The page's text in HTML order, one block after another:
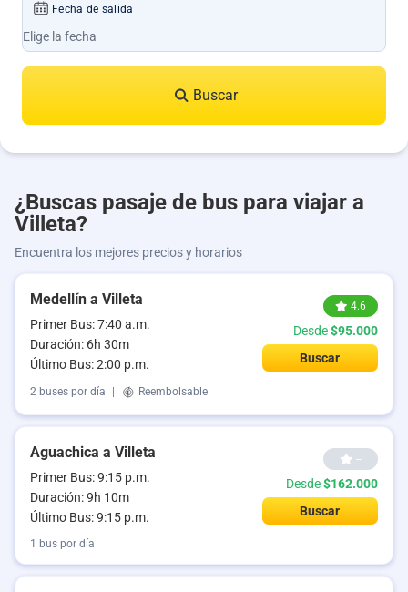
Fecha de salida
Buscar
¿Buscas pasaje de bus para viajar a
Villeta?
Encuentra los mejores precios y horarios
Medellín a Villeta
Primer Bus: 7:40 a.m.
Duración: 6h 30m
Último Bus: 2:00 p.m.
4.6
Desde$95.000
Buscar
2 buses por día Reembolsable
Aguachica a Villeta
Primer Bus: 9:15 p.m.
Duración: 9h 10m
Último Bus: 9:15 p.m.
--
Desde$162.000
Buscar
1 bus por día